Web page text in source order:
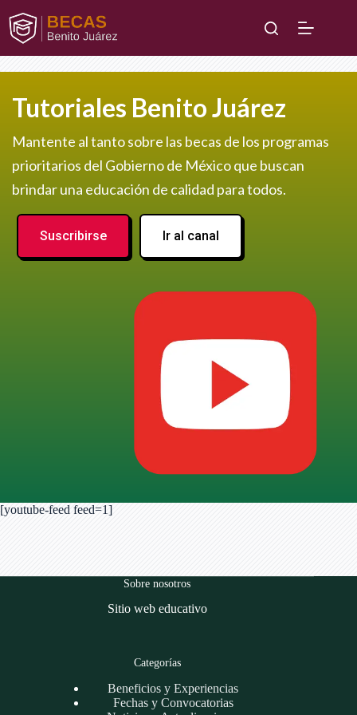
contenido
Tutoriales Benito Juárez
Mantente al tanto sobre las becas de los programas
prioritarios del Gobierno de México que buscan
brindar una educación de calidad para todos.
Suscribirse Ir al canal
[youtube-feed feed=1]
Sobre nosotros
Sitio web educativo
Categorías
Beneficios y Experiencias
Fechas y Convocatorias